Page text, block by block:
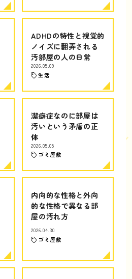
ADHDの特性と視覚的
ノイズに翻弄される
汚部屋の人の日常
2026.05.09
生活
潔癖症なのに部屋は
汚いという矛盾の正
体
2026.05.05
ゴミ屋敷
内向的な性格と外向
的な性格で異なる部
屋の汚れ方
2026.04.30
ゴミ屋敷